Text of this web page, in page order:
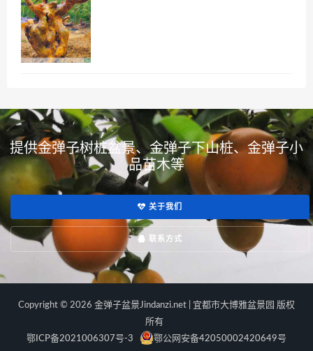
提供金弹子树桩盆景、金弹子下山桩、金弹子小
品苗木等
关于我们
联系方式
Copyright © 2026 金弹子盆景Jindanzi.net | 宜都市大博雅盆景园 版权
所有
鄂ICP备2021006307号-3
鄂公网安备42050002420649号